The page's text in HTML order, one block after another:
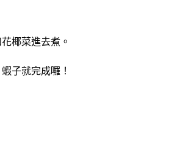
椰菜進去煮。
子就完成囉！